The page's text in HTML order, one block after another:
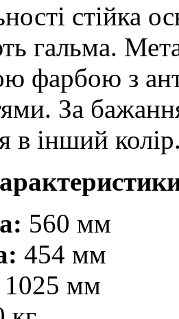
стійка
гальма.
фарбою з
За
в інший
560 мм
454 мм
1025 мм